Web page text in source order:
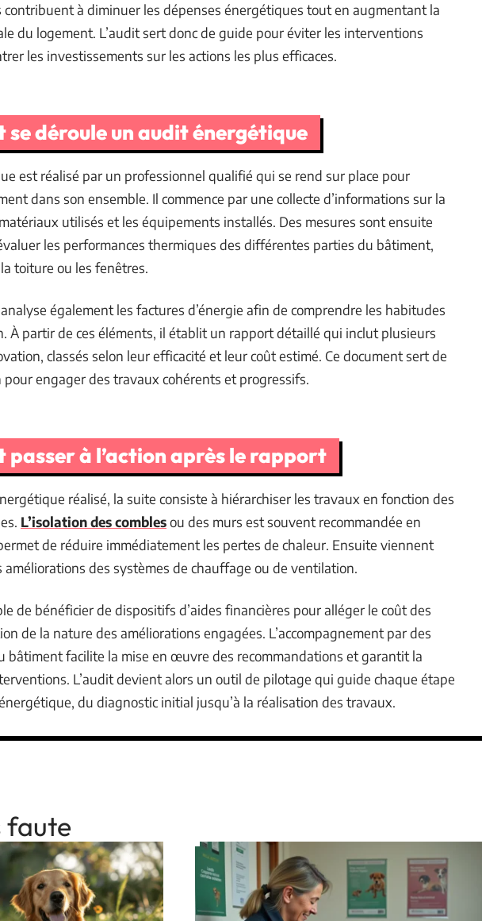
contribuent à diminuer les dépenses énergétiques tout en augmentant la
du logement. L’audit sert donc de guide pour éviter les interventions
les investissements sur les actions les plus efficaces.
se déroule un audit énergétique
est réalisé par un professionnel qualifié qui se rend sur place pour
dans son ensemble. Il commence par une collecte d’informations sur la
utilisés et les équipements installés. Des mesures sont ensuite
les performances thermiques des différentes parties du bâtiment,
toiture ou les fenêtres.
également les factures d’énergie afin de comprendre les habitudes
À partir de ces éléments, il établit un rapport détaillé qui inclut plusieurs
classés selon leur efficacité et leur coût estimé. Ce document sert de
pour engager des travaux cohérents et progressifs.
passer à l’action après le rapport
réalisé, la suite consiste à hiérarchiser les travaux en fonction des
L’isolation des comblesou des murs est souvent recommandée en
de réduire immédiatement les pertes de chaleur. Ensuite viennent
améliorations des systèmes de chauffage ou de ventilation.
de bénéficier de dispositifs d’aides financières pour alléger le coût des
de la nature des améliorations engagées. L’accompagnement par des
bâtiment facilite la mise en œuvre des recommandations et garantit la
L’audit devient alors un outil de pilotage qui guide chaque étape
du diagnostic initial jusqu’à la réalisation des travaux.
faute